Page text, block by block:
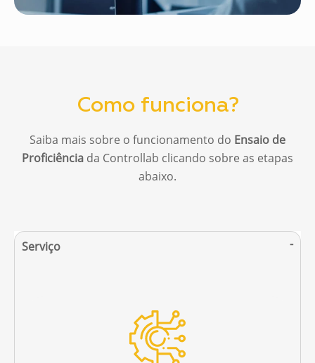
Como funciona?
Saiba mais sobre o funcionamento do Ensaio de
Proficiência da Controllab clicando sobre as etapas
abaixo.
Serviço